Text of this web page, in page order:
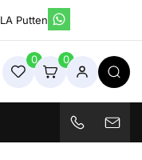
Putten
& Industriële
0 0